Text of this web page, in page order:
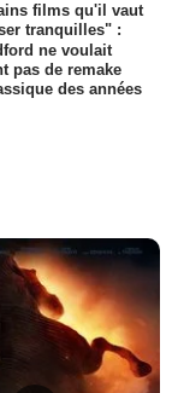
films qu'il vaut
tranquilles" :
ne voulait
pas de remake
des années